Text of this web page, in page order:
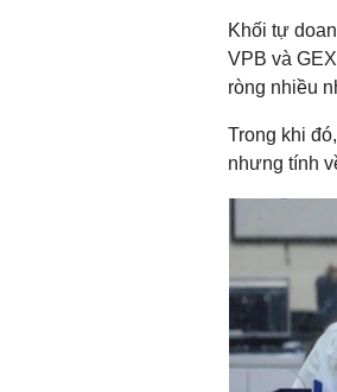
Khối tự
VPB và
ròng nhiều
Trong khi
nhưng tính